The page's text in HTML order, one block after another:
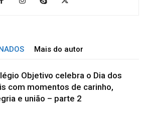
Mais do autor
Objetivo celebra o Dia dos
com momentos de carinho,
e união – parte 2